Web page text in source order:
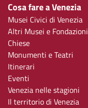
Cosa fare a Venezia
Musei Civici di Venezia
Altri Musei e Fondazioni
Chiese
Monumenti e Teatri
Itinerari
Eventi
Venezia nelle stagioni
Il territorio di Venezia